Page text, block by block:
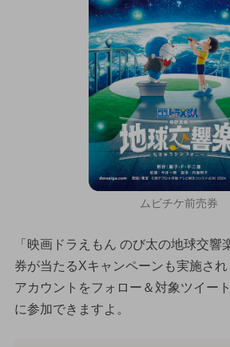
ムビチケ前売券
「映画ドラえもん のび太の地球交響
券が当たるXキャンペーンも実施さ
アカウントをフォロー＆対象ツイー
に参加できますよ。